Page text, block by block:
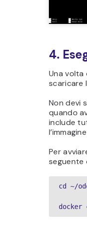
4.
Una volta
scaricare
Non devi
quando
include
Per
seguente
cd ~/
docker